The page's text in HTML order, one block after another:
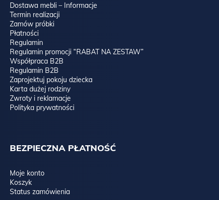
Dostawa mebli – Informacje
Termin realizacji
Zamów próbki
Płatności
Regulamin
Regulamin promocji “RABAT NA ZESTAW”
Współpraca B2B
Regulamin B2B
Zaprojektuj pokoju dziecka
Karta dużej rodziny
Zwroty i reklamacje
Polityka prywatności
BEZPIECZNA PŁATNOŚĆ
Moje konto
Koszyk
Status zamówienia